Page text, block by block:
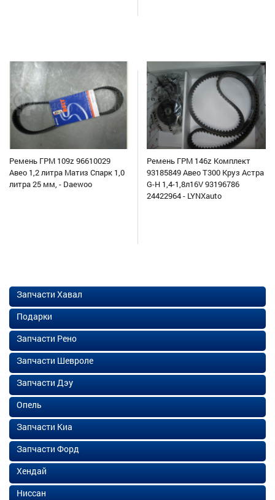
Ремень ГРМ 109z 96610029
Авео 1,2 литра Матиз Спарк 1,0
литра 25 мм, - Daewoo
Ремень ГРМ 146z Комплект
93185849 Авео Т300 Круз Астра
G-H 1,4-1,8л16V 93196786
24422964 - LYNXauto
Запчасти Хавал
Подарки
Запчасти Рено
Запчасти Шевроле
Запчасти Дэу
Опель
Запчасти Киа
Запчасти Форд
Хендай
Ниссан